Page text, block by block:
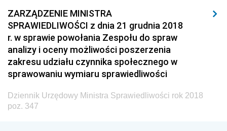
Dziennik Urzędowy Ministra Gospodarki Morskiej i
Żeglugi Śródlądowej
Dziennik Urzędowy Ministra Energii
Dziennik Urzędowy Ministra Finansów
Dziennik Urzędowy Ministra Sprawiedliwości
2026
2025
ZARZĄDZENIE MINISTRA
SPRAWIEDLIWOŚCI z dnia 21 grudnia 2018
r. w sprawie powołania Zespołu do spraw
analizy i oceny możliwości poszerzenia
zakresu udziału czynnika społecznego w
sprawowaniu wymiaru sprawiedliwości
Dziennik Urzędowy Ministra Sprawiedliwości rok 2018
poz. 347